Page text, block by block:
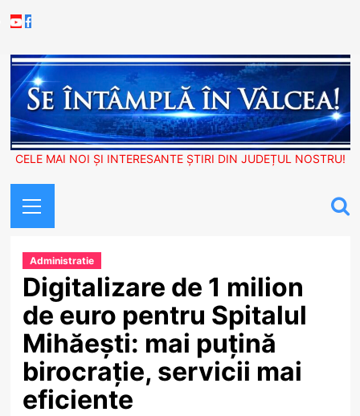
to
Youtube
Facebook
CELE MAI NOI ȘI INTERESANTE ȘTIRI DIN JUDEȚUL NOSTRU!
Menu
Administratie
Digitalizare de 1 milion
de euro pentru Spitalul
Mihăești: mai puțină
birocrație, servicii mai
eficiente